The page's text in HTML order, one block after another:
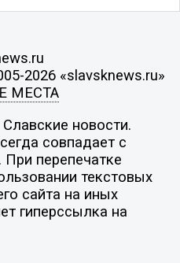
2026 «slavsknews.ru»
МЕСТА
новости.
совпадает с
При перепечатке
текстовых
сайта на иных
гиперссылка на